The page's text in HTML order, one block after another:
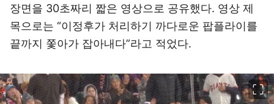
장면을 30초짜리 짧은 영상으로 공유했다. 영상 제
목으로는 “이정후가 처리하기 까다로운 팝플라이를
끝까지 쫓아가 잡아내다”라고 적었다.